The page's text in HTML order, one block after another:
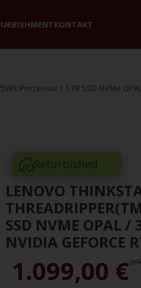
KONTAKT
Prozessor / 1 TB SSD NVMe
Refurbished
LENOVO
SSD NVME OPAL /
NVIDIA GEFORCE
1.099,00 €